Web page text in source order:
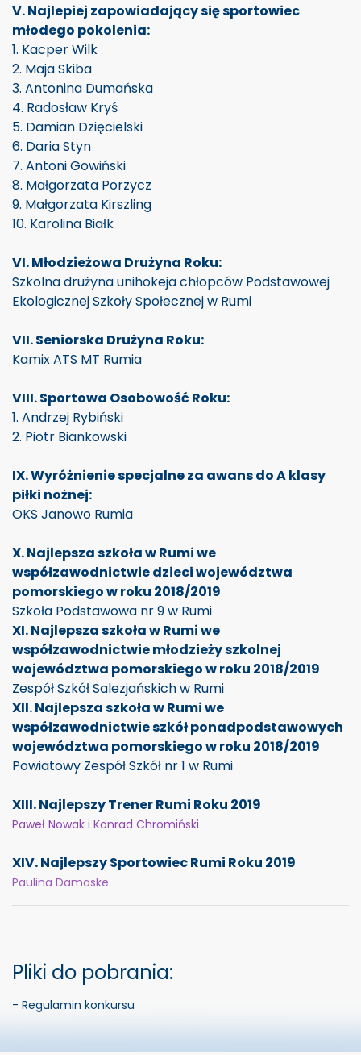
V. Najlepiej zapowiadający się sportowiec
młodego pokolenia:
1. Kacper Wilk
2. Maja Skiba
3. Antonina Dumańska
4. Radosław Kryś
5. Damian Dzięcielski
6. Daria Styn
7. Antoni Gowiński
8. Małgorzata Porzycz
9. Małgorzata Kirszling
10. Karolina Białk
VI. Młodzieżowa Drużyna Roku:
Szkolna drużyna unihokeja chłopców Podstawowej
Ekologicznej Szkoły Społecznej w Rumi
VII. Seniorska Drużyna Roku:
Kamix ATS MT Rumia
VIII. Sportowa Osobowość Roku:
1. Andrzej Rybiński
2. Piotr Biankowski
IX. Wyróżnienie specjalne za awans do A klasy
piłki nożnej:
OKS Janowo Rumia
X. Najlepsza szkoła w Rumi we
współzawodnictwie dzieci województwa
pomorskiego w roku 2018/2019
Szkoła Podstawowa nr 9 w Rumi
XI. Najlepsza szkoła w Rumi we
współzawodnictwie młodzieży szkolnej
województwa pomorskiego w roku 2018/2019
Zespół Szkół Salezjańskich w Rumi
XII. Najlepsza szkoła w Rumi we
współzawodnictwie szkół ponadpodstawowych
województwa pomorskiego w roku 2018/2019
Powiatowy Zespół Szkół nr 1 w Rumi
XIII. Najlepszy Trener Rumi Roku 2019
Paweł Nowak i Konrad Chromiński
XIV. Najlepszy Sportowiec Rumi Roku 2019
Paulina Damaske
Pliki do pobrania:
- Regulamin konkursu